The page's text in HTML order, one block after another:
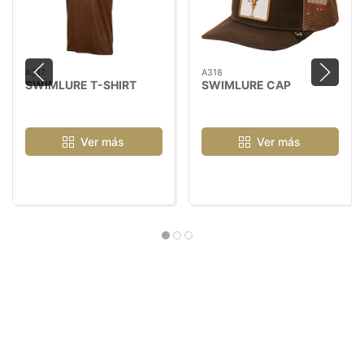
A317
SWIMLURE T-SHIRT
Ver más
A318
SWIMLURE CAP
Ver más